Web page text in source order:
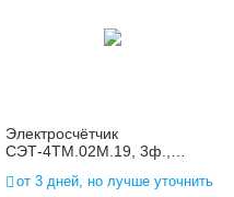
Электросчётчик
СЭТ-4ТМ.02М.19, 3ф.,
115)/(100-200), 1(2)
от 3 дней, но лучше уточнить